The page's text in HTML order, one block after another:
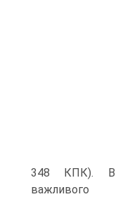
348 КПК). В
важливого